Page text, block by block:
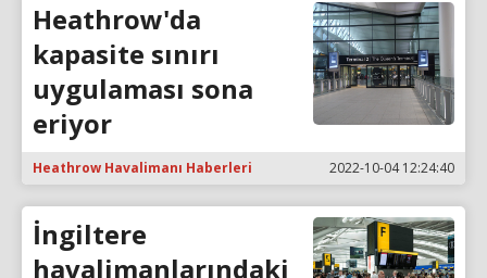
Heathrow'da
kapasite sınırı
uygulaması sona
eriyor
Heathrow Havalimanı Haberleri 2022-10-04 12:24:40
İngiltere
havalimanlarındaki